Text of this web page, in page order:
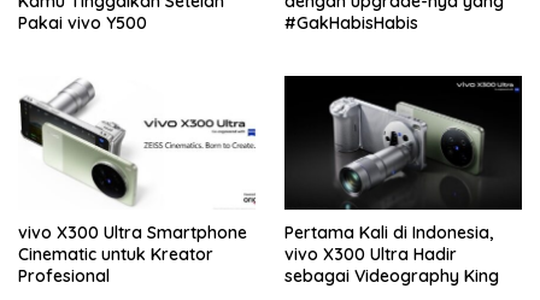
Pakai vivo Y500
#GakHabisHabis
vivo X300 Ultra Smartphone
Cinematic untuk Kreator
Profesional
Pertama Kali di Indonesia,
vivo X300 Ultra Hadir
sebagai Videography King